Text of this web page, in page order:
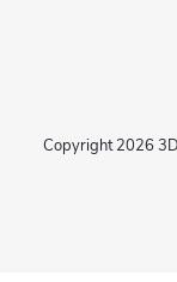
Copyright 2026